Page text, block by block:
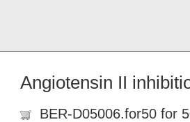
Angiotensin II
BER-D05006.for50 for